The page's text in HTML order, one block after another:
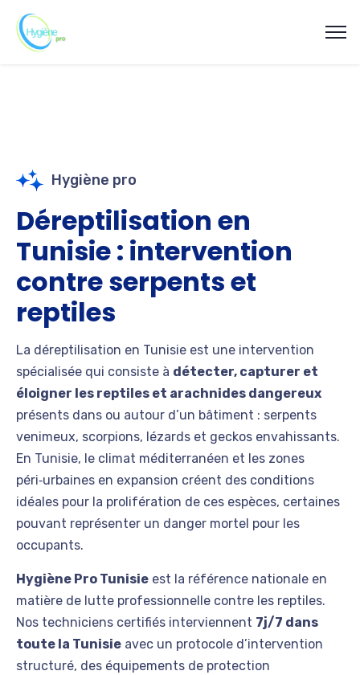
Hygiène pro
Déreptilisation en
Tunisie : intervention
contre serpents et
reptiles
La déreptilisation en Tunisie est une intervention
spécialisée qui consiste à détecter, capturer et
éloigner les reptiles et arachnides dangereux
présents dans ou autour d’un bâtiment : serpents
venimeux, scorpions, lézards et geckos envahissants.
En Tunisie, le climat méditerranéen et les zones
péri‑urbaines en expansion créent des conditions
idéales pour la prolifération de ces espèces, certaines
pouvant représenter un danger mortel pour les
occupants.
Hygiène Pro Tunisie est la référence nationale en
matière de lutte professionnelle contre les reptiles.
Nos techniciens certifiés interviennent 7j/7 dans
toute la Tunisie avec un protocole d’intervention
structuré, des équipements de protection